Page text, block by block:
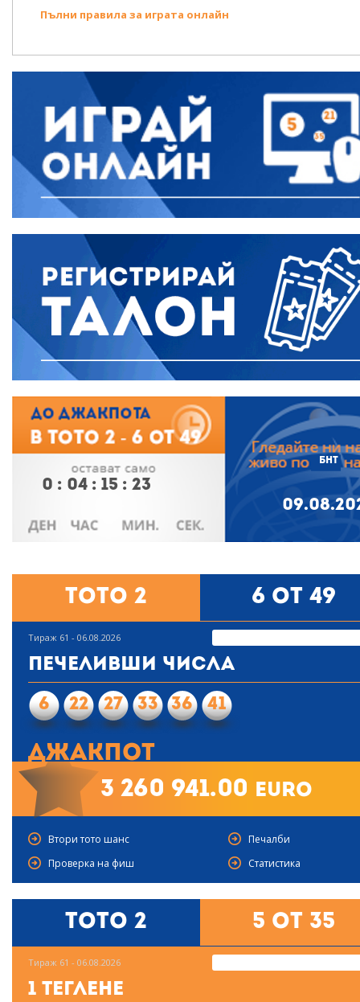
Пълни правила за играта онлайн
0 : 04 : 15 : 22
БНТ
Тото 2 6 от 49
Тираж 61 - 06.08.2026
Печеливши числа
6 22 27 33 36 41
Джакпот
3 260 941.00 euro
Втори тото шанс
Печалби
Проверка на фиш
Статистика
Тото 2 5 от 35
Тираж 61 - 06.08.2026
1 Теглене